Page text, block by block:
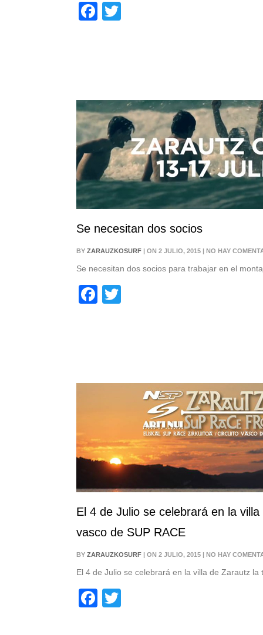
Facebook
Se necesitan dos socios
BY ZARAUZKOSURF | ON 2 JULIO, 2015 | NO HAY
Se necesitan dos socios para trabajar en el
Facebook
El 4 de Julio se celebrará en la
vasco de SUP RACE
BY ZARAUZKOSURF | ON 2 JULIO, 2015 | NO HAY
El 4 de Julio se celebrará en la villa de Zarautz la
Facebook